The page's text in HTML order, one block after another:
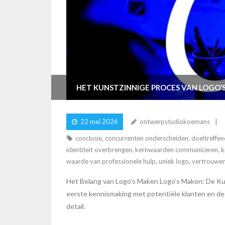
HET KUNSTZINNIGE PROCES VAN
22 mei 2026 ontwerpstudiokoemans
conclusie, concurrenten onderscheiden,
identiteit overbrengen, kernwaarden communiceren,
waarde van professionele hulp, uniek logo,
Het Belang van Logo’s Maken Logo’s Maken:
eerste kennismaking met potentiële klanten en
detail.